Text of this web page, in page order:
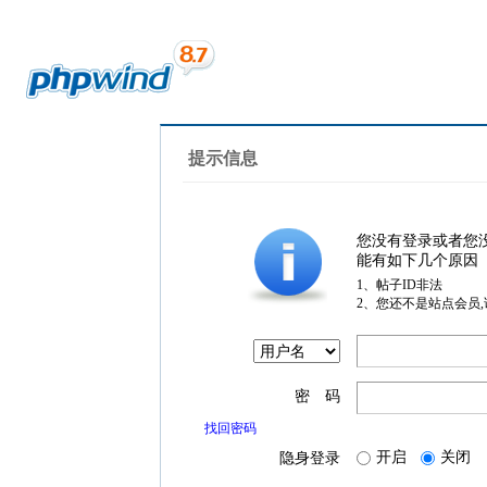
提示信息
您没有登录或者您
能有如下几个原因
1、帖子ID非法
2、您还不是站点会员
密 码
找回密码
隐身登录 开启 关闭